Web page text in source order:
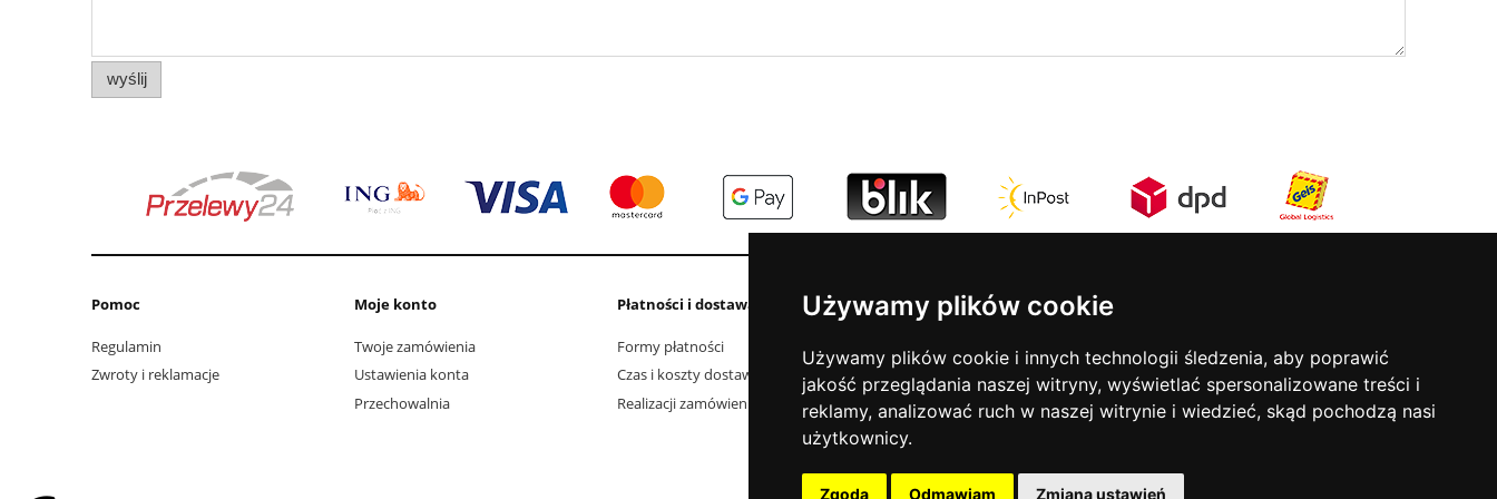
Używamy plików cookie
Używamy plików cookie i innych technologii śledzenia, aby poprawić
jakość przeglądania naszej witryny, wyświetlać spersonalizowane treści i
reklamy, analizować ruch w naszej witrynie i wiedzieć, skąd pochodzą nasi
użytkownicy.
Zgoda Odmawiam Zmiana ustawień
wyślij
Pomoc
Regulamin
Zwroty i reklamacje
Moje konto
Twoje zamówienia
Ustawienia konta
Przechowalnia
Płatności i dostawa
Formy płatności
Czas i koszty dostawy
Realizacji zamówienia
Informacje
Kontakt i dane firmy
Elektrośmieci
O firmie
Jak kupować?
Aktualności
ul. Stefana Batorego 17
31-135 Kraków
tel:
12 633 50 81
Godziny otwarcia: